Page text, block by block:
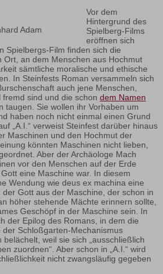
Adam
Vor dem
Hintergrund des
Spielberg-Films
eröffnen sich
Spielbergs-Film finden sich die
Ort, an dem Menschen aus Hochmut
sämtliche moralische und ethische
In Steinfests Roman versammeln sich
auch jene Menschen,
sind und die schon dem Namen
taugen. Sie wollen ihr Vorhaben um
haben noch nicht einmal einen Grund
„A.I.“ verweist Steinfest darüber hinaus
Maschinen und den Hochmut der
könnten Maschinen nicht lieben,
Aber der Archäologe Mach
vor den Menschen auf der Erde
eine Maschine war. In diesem
Wendung wie deus ex machina eine
Gott aus der Maschine, der schon in
höher stehende Mächte erinnern sollte,
Geschöpf in der Maschine sein. In
der Epilog des Romans, in dem die
Schloßgarten-Mechanismus
weil sie sich „ausschließlich
zuordnen“. Aber schon in „A.I.“ wird
nicht zwangsläufig gegeben